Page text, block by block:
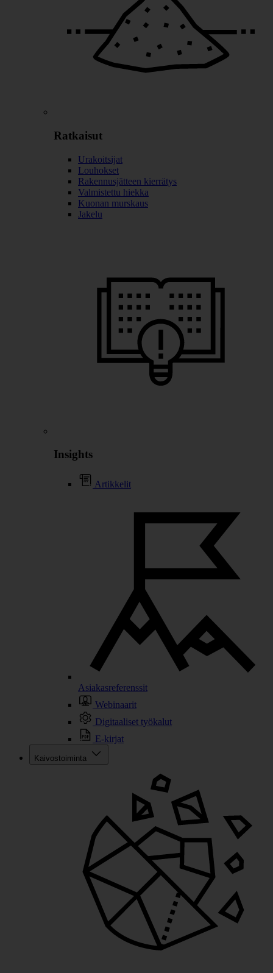
Ratkaisut
Urakoitsijat
Louhokset
Rakennusjätteen kierrätys
Valmistettu hiekka
Kuonan murskaus
Jakelu
Insights
Artikkelit
Asiakasreferenssit
Webinaarit
Digitaaliset työkalut
E-kirjat
Kaivostoiminta